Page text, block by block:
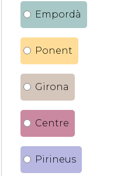
Empordà
Ponent
Girona
Centre
Pirineus